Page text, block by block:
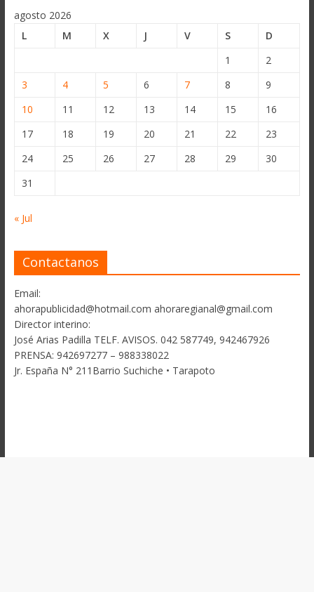
agosto 2026
L
M X J V S
D
1
2
3
4 5 6 7 8
9
10
11 12 13 14 15
16
17
18 19 20 21 22
23
24
25 26 27 28 29
30
31
« Jul
Contactanos
Email:
ahorapublicidad@hotmail.com ahoraregianal@gmail.com
Director interino:
José Arias Padilla TELF. AVISOS. 042 587749, 942467926
PRENSA: 942697277 – 988338022
Jr. España N° 211Barrio Suchiche • Tarapoto